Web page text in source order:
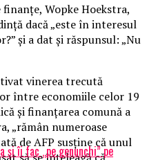
Wopke Hoekstra,
dacă „este în interesul
şi a dat şi răspunsul: „Nu
vinerea trecută
între economiile celor 19
şi finanţarea comună a
„rămân numeroase
de AFP susţine că unul
și îi fac „pe genunchi” pe